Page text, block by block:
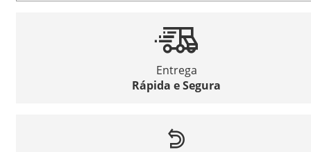
Entrega
Rápida e Segura